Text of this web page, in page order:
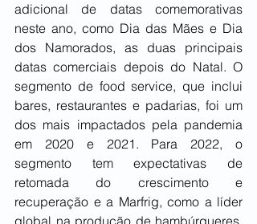
adicional de datas comemorativas
neste ano, como Dia das Mães e Dia
dos Namorados, as duas principais
datas comerciais depois do Natal. O
segmento de food service, que inclui
bares, restaurantes e padarias, foi um
dos mais impactados pela pandemia
em 2020 e 2021. Para 2022, o
segmento tem expectativas de
retomada do crescimento e
recuperação e a Marfrig, como a líder